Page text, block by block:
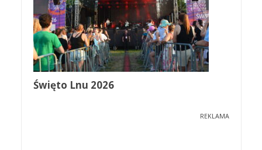
Święto Lnu 2026
REKLAMA